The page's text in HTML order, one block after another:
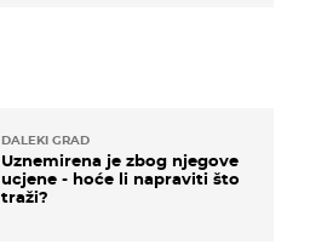
DALEKI GRAD
Uznemirena je zbog njegove
ucjene - hoće li napraviti što
traži?